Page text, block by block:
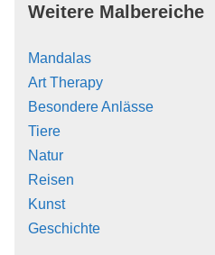
Weitere Malbereiche
Mandalas
Art Therapy
Besondere Anlässe
Tiere
Natur
Reisen
Kunst
Geschichte